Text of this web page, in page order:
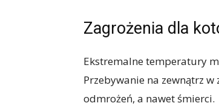
Zagrożenia dla
Ekstremalne temperatury
Przebywanie na zewnątrz
odmrożeń, a nawet śmierci.